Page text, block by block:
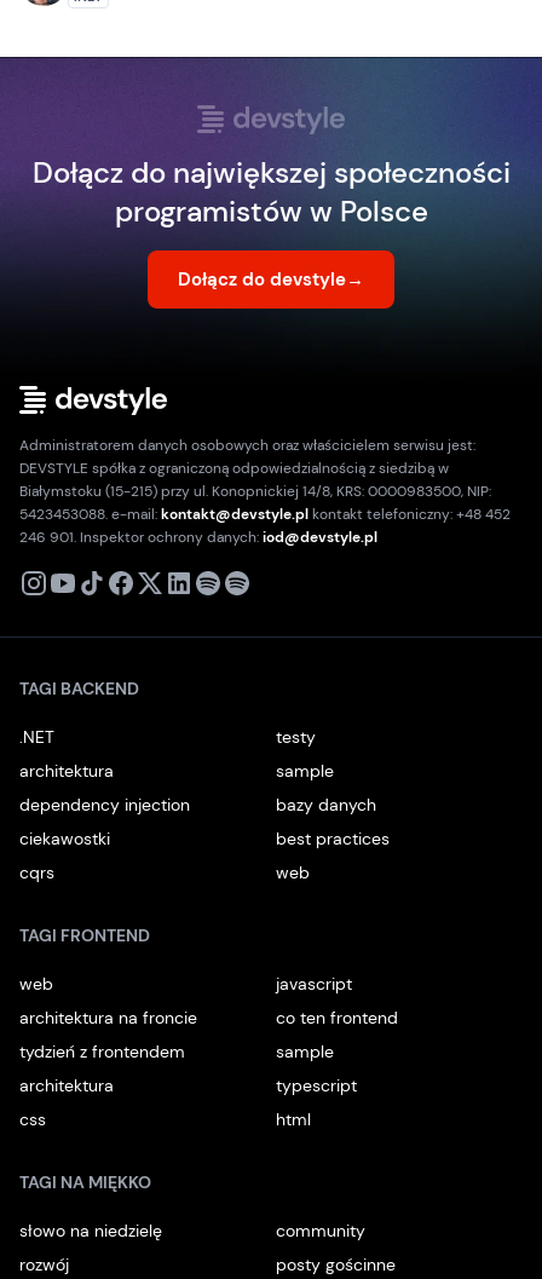
Dołącz do największej społeczności
programistów w Polsce
Dołącz do devstyle→
Administratorem danych osobowych oraz właścicielem serwisu jest:
DEVSTYLE spółka z ograniczoną odpowiedzialnością z siedzibą w
Białymstoku (15-215) przy ul. Konopnickiej 14/8, KRS: 0000983500, NIP:
5423453088. e-mail:kontakt@devstyle.plkontakt telefoniczny: +48 452
246 901. Inspektor ochrony danych:iod@devstyle.pl
X
TAGI BACKEND
.NET
testy
architektura
sample
dependency injection
bazy danych
ciekawostki
best practices
cqrs
web
TAGI FRONTEND
web
javascript
architektura na froncie
co ten frontend
tydzień z frontendem
sample
architektura
typescript
css
html
TAGI NA MIĘKKO
słowo na niedzielę
community
rozwój
posty gościnne